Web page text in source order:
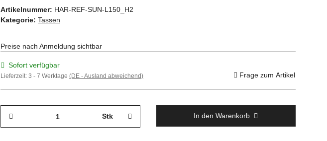
Artikelnummer: HAR-REF-SUN-L150_H2
Kategorie: Tassen
Preise nach Anmeldung sichtbar
Sofort verfügbar
Lieferzeit: 3 - 7 Werktage (DE - Ausland abweichend) Frage zum Artikel
Stk In den Warenkorb